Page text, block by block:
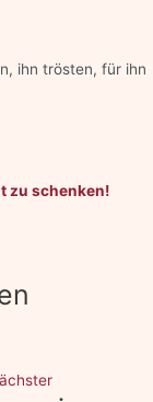
ihn trösten, für ihn
zu schenken!